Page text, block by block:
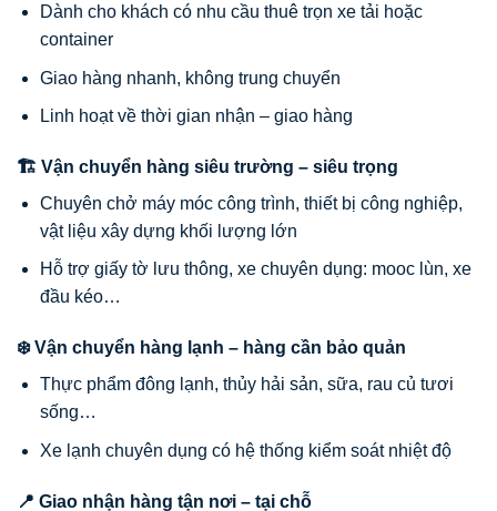
Dành cho khách có nhu cầu thuê trọn xe tải hoặc
container
Giao hàng nhanh, không trung chuyển
Linh hoạt về thời gian nhận – giao hàng
🏗️ Vận chuyển hàng siêu trường – siêu trọng
Chuyên chở máy móc công trình, thiết bị công nghiệp,
vật liệu xây dựng khối lượng lớn
Hỗ trợ giấy tờ lưu thông, xe chuyên dụng: mooc lùn, xe
đầu kéo…
❄️ Vận chuyển hàng lạnh – hàng cần bảo quản
Thực phẩm đông lạnh, thủy hải sản, sữa, rau củ tươi
sống…
Xe lạnh chuyên dụng có hệ thống kiểm soát nhiệt độ
📍 Giao nhận hàng tận nơi – tại chỗ